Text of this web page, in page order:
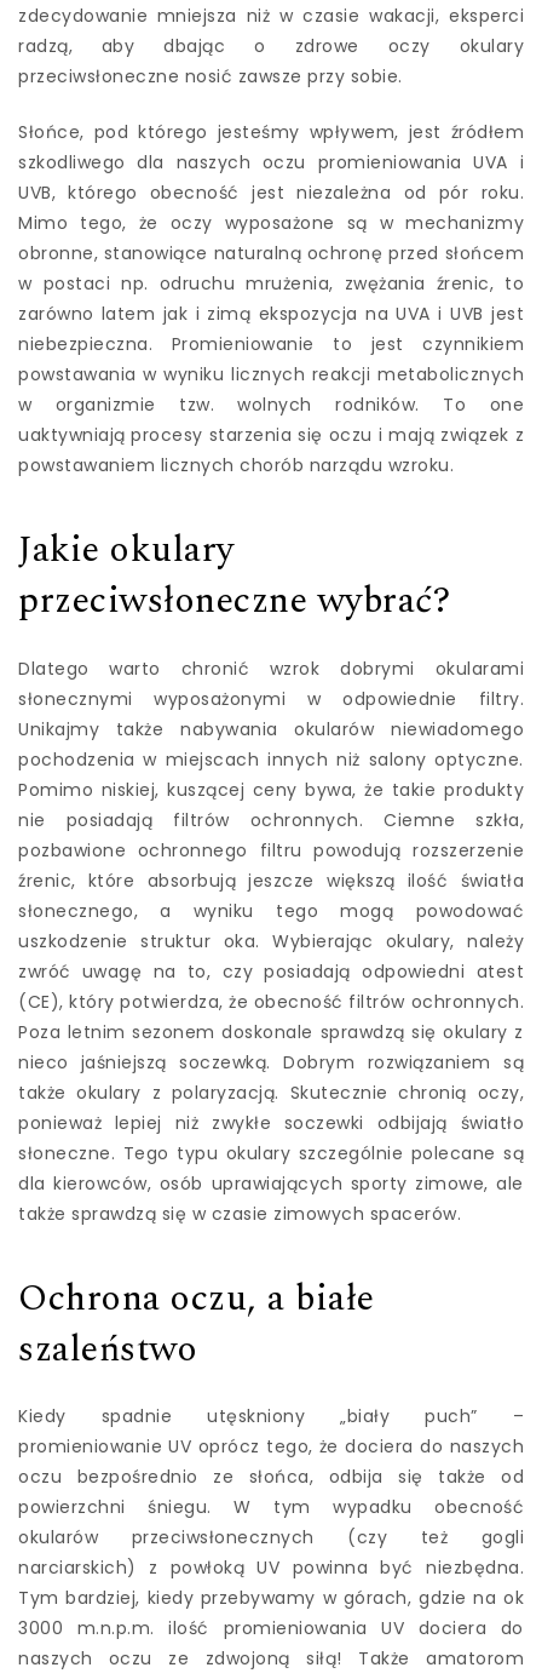
zdecydowanie mniejsza niż w czasie wakacji, eksperci
radzą, aby dbając o zdrowe oczy okulary
przeciwsłoneczne nosić zawsze przy sobie.
Słońce, pod którego jesteśmy wpływem, jest źródłem
szkodliwego dla naszych oczu promieniowania UVA i
UVB, którego obecność jest niezależna od pór roku.
Mimo tego, że oczy wyposażone są w mechanizmy
obronne, stanowiące naturalną ochronę przed słońcem
w postaci np. odruchu mrużenia, zwężania źrenic, to
zarówno latem jak i zimą ekspozycja na UVA i UVB jest
niebezpieczna. Promieniowanie to jest czynnikiem
powstawania w wyniku licznych reakcji metabolicznych
w organizmie tzw. wolnych rodników. To one
uaktywniają procesy starzenia się oczu i mają związek z
powstawaniem licznych chorób narządu wzroku.
Jakie okulary
przeciwsłoneczne wybrać?
Dlatego warto chronić wzrok dobrymi okularami
słonecznymi wyposażonymi w odpowiednie filtry.
Unikajmy także nabywania okularów niewiadomego
pochodzenia w miejscach innych niż salony optyczne.
Pomimo niskiej, kuszącej ceny bywa, że takie produkty
nie posiadają filtrów ochronnych. Ciemne szkła,
pozbawione ochronnego filtru powodują rozszerzenie
źrenic, które absorbują jeszcze większą ilość światła
słonecznego, a wyniku tego mogą powodować
uszkodzenie struktur oka. Wybierając okulary, należy
zwróć uwagę na to, czy posiadają odpowiedni atest
(CE), który potwierdza, że obecność filtrów ochronnych.
Poza letnim sezonem doskonale sprawdzą się okulary z
nieco jaśniejszą soczewką. Dobrym rozwiązaniem są
także okulary z polaryzacją. Skutecznie chronią oczy,
ponieważ lepiej niż zwykłe soczewki odbijają światło
słoneczne. Tego typu okulary szczególnie polecane są
dla kierowców, osób uprawiających sporty zimowe, ale
także sprawdzą się w czasie zimowych spacerów.
Ochrona oczu, a białe
szaleństwo
Kiedy spadnie utęskniony „biały puch” –
promieniowanie UV oprócz tego, że dociera do naszych
oczu bezpośrednio ze słońca, odbija się także od
powierzchni śniegu. W tym wypadku obecność
okularów przeciwsłonecznych (czy też gogli
narciarskich) z powłoką UV powinna być niezbędna.
Tym bardziej, kiedy przebywamy w górach, gdzie na ok
3000 m.n.p.m. ilość promieniowania UV dociera do
naszych oczu ze zdwojoną siłą! Także amatorom